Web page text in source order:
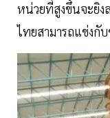
หน่วยที่สูงขึ้นจะยิง
ไทยสามารถแข่งกั